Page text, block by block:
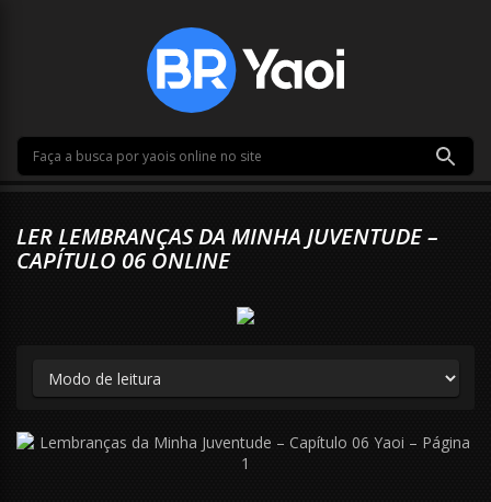
LER LEMBRANÇAS DA MINHA JUVENTUDE –
CAPÍTULO 06 ONLINE